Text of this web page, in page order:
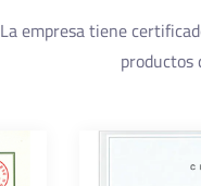
La empresa tiene